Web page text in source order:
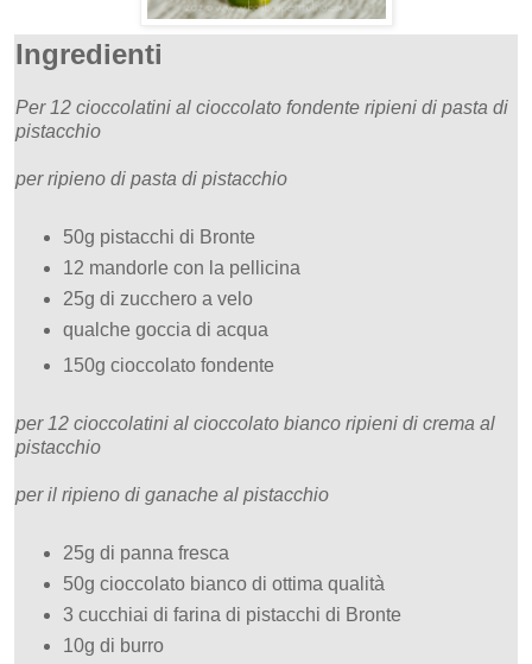
Ingredienti
Per 12 cioccolatini al cioccolato fondente ripieni di pasta di
pistacchio
per ripieno di pasta di pistacchio
50g pistacchi di Bronte
12 mandorle con la pellicina
25g di zucchero a velo
qualche goccia di acqua
150g cioccolato fondente
per 12 cioccolatini al cioccolato bianco ripieni di crema al
pistacchio
per il ripieno di ganache al pistacchio
25g di panna fresca
50g cioccolato bianco di ottima qualità
3 cucchiai di farina di pistacchi di Bronte
10g di burro